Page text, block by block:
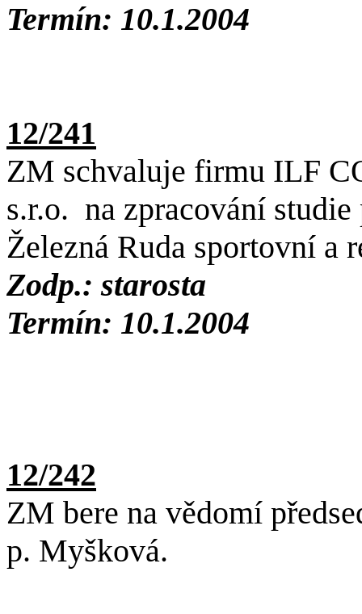
Termín: 10.1.2004
12/241
ZM schvaluje firmu ILF
s.r.o. na zpracování
Železná Ruda sportovní a
Zodp.: starosta
Termín: 10.1.2004
12/242
ZM bere na vědomí
p. Myšková.